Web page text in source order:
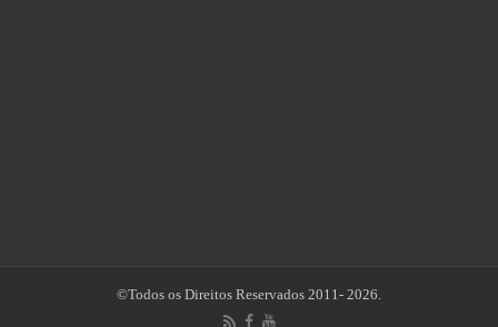
©Todos os Direitos Reservados 2011- 2026.